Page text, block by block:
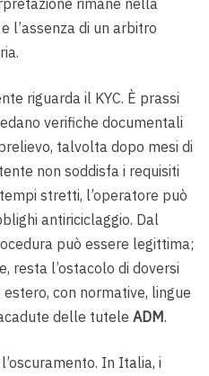
l’assenza di un arbitro
riguarda il KYC. È prassi
verifiche documentali
talvolta dopo mesi di
non soddisfa i requisiti
stretti, l’operatore può
antiriciclaggio. Dal
può essere legittima;
resta l’ostacolo di doversi
con normative, lingue
delle tutele ADM.
In Italia, i